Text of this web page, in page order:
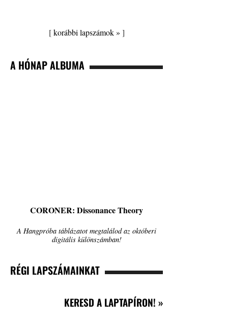
[korábbi lapszámok » ]
A HÓNAP ALBUMA
CORONER: Dissonance Theory
A Hangpróba táblázatot megtalálod az októberi
digitális különszámban!
RÉGI LAPSZÁMAINKAT
KERESD A LAPTAPÍRON! »